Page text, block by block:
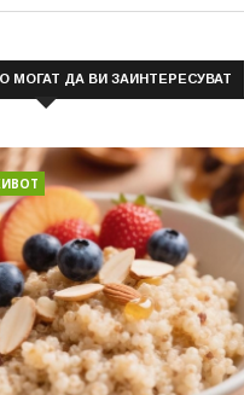
МОГАТ ДА ВИ ЗАИНТЕРЕСУВАТ